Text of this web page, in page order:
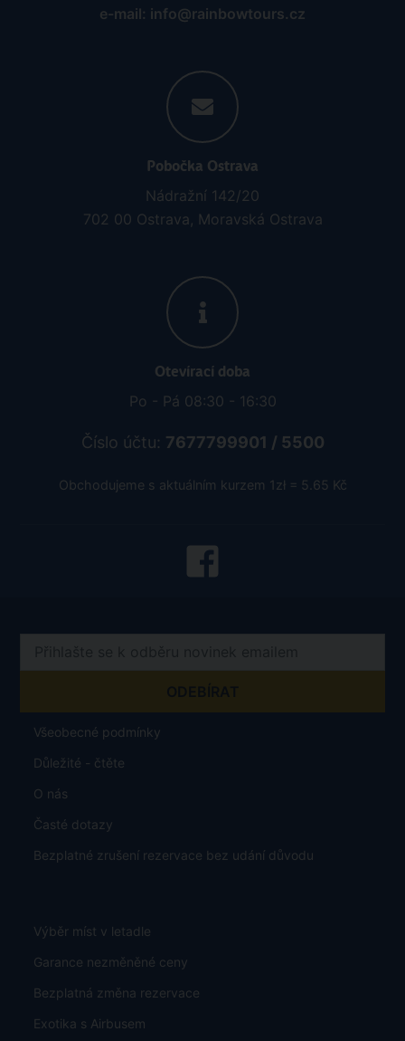
e-mail: info@rainbowtours.cz
Pobočka Ostrava
Nádražní 142/20
702 00 Ostrava, Moravská Ostrava
Otevírací doba
Po - Pá 08:30 - 16:30
Číslo účtu: 7677799901 / 5500
Obchodujeme s aktuálním kurzem 1zł = 5.65 Kč
Všeobecné podmínky
Důležité - čtěte
O nás
Časté dotazy
Bezplatné zrušení rezervace bez udání důvodu
Výběr míst v letadle
Garance nezměněné ceny
Bezplatná změna rezervace
Exotika s Airbusem